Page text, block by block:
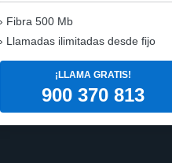
Fibra 500 Mb
Llamadas ilimitadas desde fijo
¡LLAMA GRATIS!
900 370 813